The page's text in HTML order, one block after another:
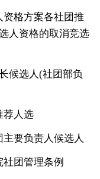
格方案各社团推
人资格的取消竞选
候选人(社团部负
荐人选
要负责人候选人
团管理条例